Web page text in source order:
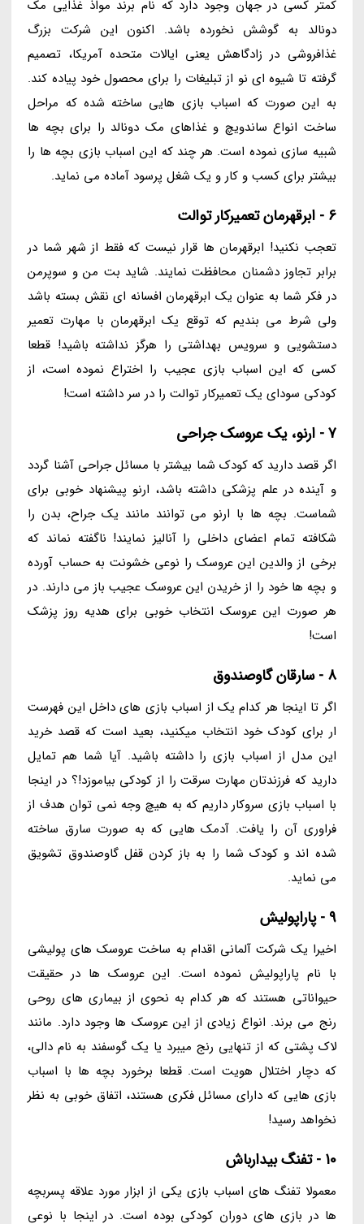
کمتر کسی در جهان وجود دارد که نام برند مواذ غذایی مک
دونالد به گوشش نخورده باشد. اکنون این شرکت بزرگ
غذافروشی در زادگاهش یعنی ایالات متحده آمریکا، تصمیم
گرفته تا شیوه ای نو از تبلیغات را برای محصول خود پیاده کند.
به این صورت که اسباب بازی هایی ساخته شده که مراحل
ساخت انواع ساندویچ و غذاهای مک دونالد را برای بچه ها
شبیه سازی نموده است. هر چند که این اسباب بازی بچه ها را
بیشتر برای کسب و کار و یک شغل پرسود آماده می نماید.
6 - ابرقهرمان تعمیرکار توالت
تعجب نکنید! ابرقهرمان ها قرار نیست که فقط از شهر شما در
برابر تجاوز دشمنان محافظت نمایند. شاید بت من و سوپرمن
در فکر شما به عنوان یک ابرقهرمان افسانه ای نقش بسته باشد
ولی شرط می بندیم که توقع یک ابرقهرمان با مهارت تعمیر
دستشویی و سرویس بهداشتی را هرگز نداشته باشید! قطعا
کسی که این اسباب بازی عجیب را اختراع نموده است، از
کودکی سودای یک تعمیرکار توالت را در سر داشته است!
7 - ارنو، یک عروسک جراحی
اگر قصد دارید که کودک شما بیشتر با مسائل جراحی آشنا گردد
و آینده در علم پزشکی داشته باشد، ارنو پیشنهاد خوبی برای
شماست. بچه ها با ارنو می توانند مانند یک جراح، بدن را
شکافته تمام اعضای داخلی را آنالیز نمایند! ناگفته نماند که
برخی از والدین این عروسک را نوعی خشونت به حساب آورده
و بچه ها خود را از خریدن این عروسک عجیب باز می دارند. در
هر صورت این عروسک انتخاب خوبی برای هدیه روز پزشک
است!
8 - سارقان گاوصندوق
اگر تا اینجا هر کدام یک از اسباب بازی های داخل این فهرست
ار برای کودک خود انتخاب میکنید، بعید است که قصد خرید
این مدل از اسباب بازی را داشته باشید. آیا شما هم تمایل
دارید که فرزندتان مهارت سرقت را از کودکی بیاموزد!؟ در اینجا
با اسباب بازی سروکار داریم که به هیچ وجه نمی توان هدف از
فراوری آن را یافت. آدمک هایی که به صورت سارق ساخته
شده اند و کودک شما را به باز کردن قفل گاوصندوق تشویق
می نماید.
9 - پاراپولیش
اخیرا یک شرکت آلمانی اقدام به ساخت عروسک های پولیشی
با نام پاراپولیش نموده است. این عروسک ها در حقیقت
حیواناتی هستند که هر کدام به نحوی از بیماری های روحی
رنج می برند. انواع زیادی از این عروسک ها وجود دارد. مانند
لاک پشتی که از تنهایی رنج میبرد یا یک گوسفند به نام دالی،
که دچار اختلال هویت است. قطعا برخورد بچه ها با اسباب
بازی هایی که دارای مسائل فکری هستند، اتفاق خوبی به نظر
نخواهد رسید!
10 - تفنگ بیدارباش
معمولا تفنگ های اسباب بازی یکی از ابزار مورد علاقه پسربچه
ها در بازی های دوران کودکی بوده است. در اینجا با نوعی